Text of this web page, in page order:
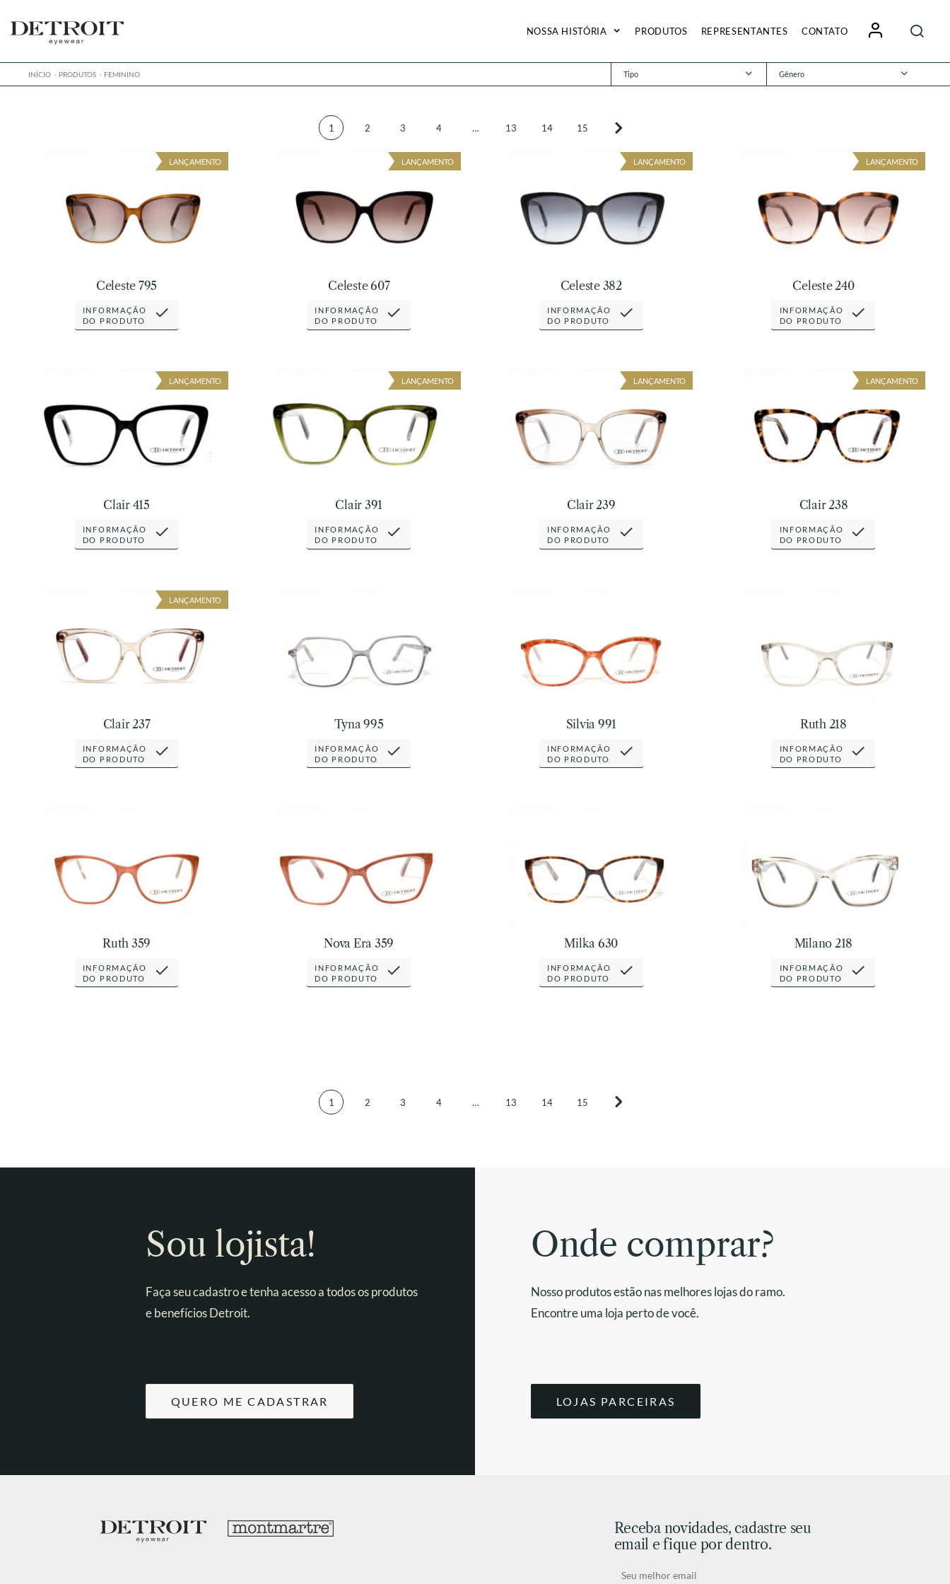
navegação
o
conteúdo
NOSSA HISTÓRIA PRODUTOS REPRESENTANTES CONTATO
por:
INÍCIO PRODUTOS FEMININO
1 2 3 4 … 13 14 15
Celeste 795
LANÇAMENTO
INFORMAÇÃO
DO PRODUTO
Celeste 607
LANÇAMENTO
INFORMAÇÃO
DO PRODUTO
Celeste 382
LANÇAMENTO
INFORMAÇÃO
DO PRODUTO
Celeste 240
LANÇAMENTO
INFORMAÇÃO
DO PRODUTO
Clair 415
LANÇAMENTO
INFORMAÇÃO
DO PRODUTO
Clair 391
LANÇAMENTO
INFORMAÇÃO
DO PRODUTO
Clair 239
LANÇAMENTO
INFORMAÇÃO
DO PRODUTO
Clair 238
LANÇAMENTO
INFORMAÇÃO
DO PRODUTO
Clair 237
LANÇAMENTO
INFORMAÇÃO
DO PRODUTO
Tyna 995
INFORMAÇÃO
DO PRODUTO
Silvia 991
INFORMAÇÃO
DO PRODUTO
Ruth 218
INFORMAÇÃO
DO PRODUTO
Ruth 359
INFORMAÇÃO
DO PRODUTO
Nova Era 359
INFORMAÇÃO
DO PRODUTO
Milka 630
INFORMAÇÃO
DO PRODUTO
Milano 218
INFORMAÇÃO
DO PRODUTO
1 2 3 4 … 13 14 15
Gênero
Tipo
Sou lojista!
Faça seu cadastro e tenha acesso a todos os produtos
e benefícios Detroit.
QUERO ME CADASTRAR
Onde comprar?
Nosso produtos estão nas melhores lojas do ramo.
Encontre uma loja perto de você.
LOJAS PARCEIRAS
Receba novidades, cadastre seu
email e fique por dentro.